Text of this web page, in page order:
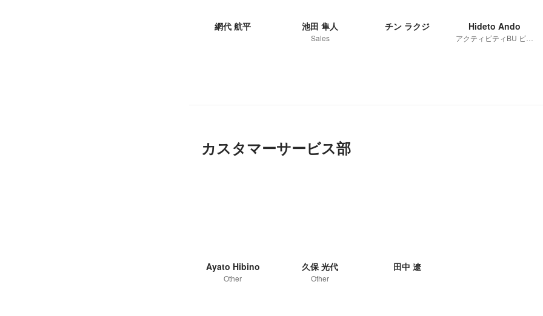
網代 航平 池田 隼人
Sales
チン ラクジ Hideto Ando
カスタマーサービス部
Ayato Hibino
Other
久保 光代
Other
田中 遼